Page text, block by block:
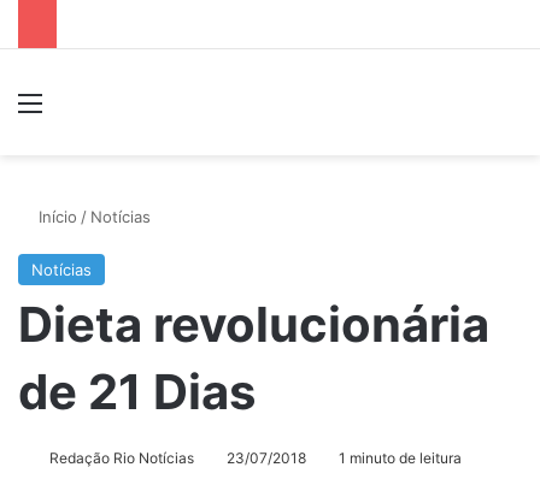
Início / Notícias
Notícias
Dieta revolucionária
de 21 Dias
Redação Rio Notícias 23/07/2018 1 minuto de leitura